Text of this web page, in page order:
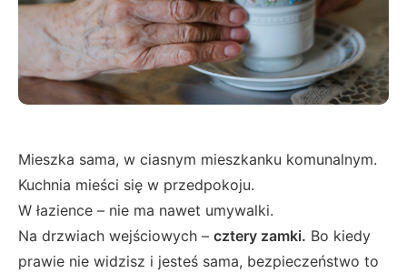
Mieszka sama, w ciasnym mieszkanku komunalnym.
Kuchnia mieści się w przedpokoju.
W łazience – nie ma nawet umywalki.
Na drzwiach wejściowych – cztery zamki. Bo kiedy
prawie nie widzisz i jesteś sama, bezpieczeństwo to